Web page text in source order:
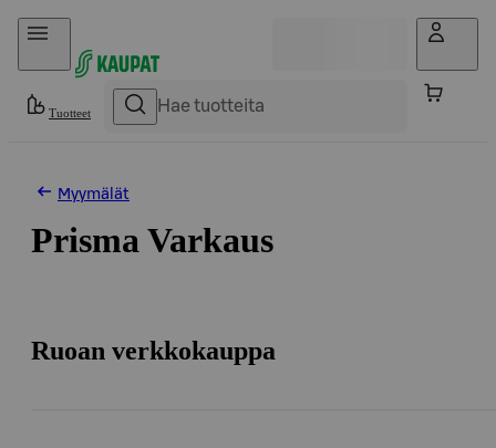
Hyppää sisältöön
Tuotteet
Myymälät
Prisma Varkaus
Ruoan verkkokauppa